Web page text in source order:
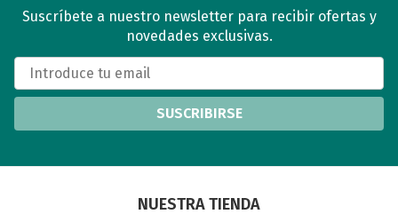
Suscríbete a nuestro newsletter para recibir ofertas y
novedades exclusivas.
SUSCRIBIRSE
NUESTRA TIENDA